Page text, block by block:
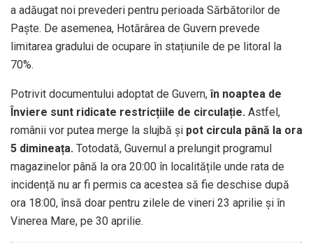
a adăugat noi prevederi pentru perioada Sărbătorilor de
Paște. De asemenea, Hotărârea de Guvern prevede
limitarea gradului de ocupare în stațiunile de pe litoral la
70%.
Potrivit documentului adoptat de Guvern,în noaptea de
Înviere sunt ridicate restricțiile de circulație. Astfel,
românii vor putea merge la slujbă și pot circula până la ora
5 dimineața. Totodată, Guvernul a prelungit programul
magazinelor până la ora 20:00 în localitățile unde rata de
incidență nu ar fi permis ca acestea să fie deschise după
ora 18:00, însă doar pentru zilele de vineri 23 aprilie și în
Vinerea Mare, pe 30 aprilie.